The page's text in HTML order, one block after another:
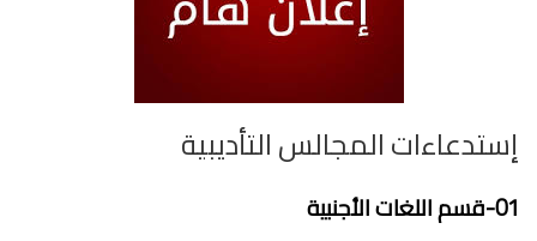
إستدعاءات المجالس التأديبية
01-قسم اللغات اﻷجنبية